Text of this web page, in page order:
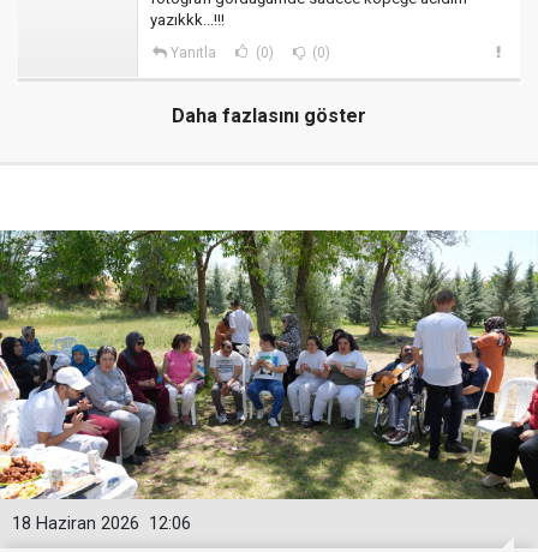
yazıkkk...!!!
Yanıtla (0) (0)
Daha fazlasını göster
12:06
18 Haziran 2026